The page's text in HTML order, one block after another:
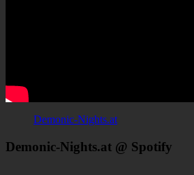
Demonic-Nights.at
Demonic-Nights.at @ Spotify